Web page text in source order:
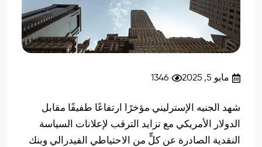
مايو 5, 2025 1346
شهد الجنيه الإسترليني مؤخرًا ارتفاعًا طفيفًا مقابل
الدولار الأمريكي مع تزايد الترقب لإعلانات السياسة
النقدية الصادرة عن كلٍّ من الاحتياطي الفيدرالي وبنك